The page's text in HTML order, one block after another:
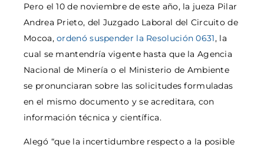
Pero el 10 de noviembre de este año, la jueza Pilar
Andrea Prieto, del Juzgado Laboral del Circuito de
Mocoa,ordenó suspender la Resolución 0631, la
cual se mantendría vigente hasta que la Agencia
Nacional de Minería o el Ministerio de Ambiente
se pronunciaran sobre las solicitudes formuladas
en el mismo documento y se acreditara, con
información técnica y científica.
Alegó “que la incertidumbre respecto a la posible